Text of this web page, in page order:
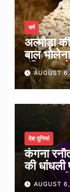
धर्म
अल्मोड़ा
बाल
मंदिर का
AUGUST
देश दुनियां
कंगना
की धांधली
हर तरह
AUGUST